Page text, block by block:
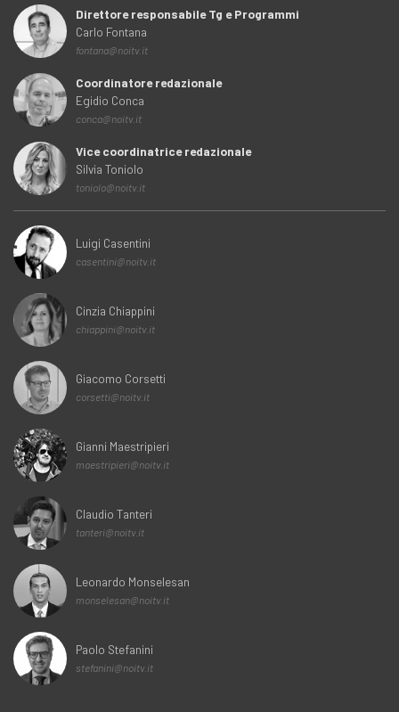
Direttore responsabile Tg e Programmi
Carlo Fontana
fontana@noitv.it
Coordinatore redazionale
Egidio Conca
conca@noitv.it
Vice coordinatrice redazionale
Silvia Toniolo
toniolo@noitv.it
Luigi Casentini
casentini@noitv.it
Cinzia Chiappini
chiappini@noitv.it
Giacomo Corsetti
corsetti@noitv.it
Gianni Maestripieri
maestripieri@noitv.it
Claudio Tanteri
tanteri@noitv.it
Leonardo Monselesan
monselesan@noitv.it
Paolo Stefanini
stefanini@noitv.it